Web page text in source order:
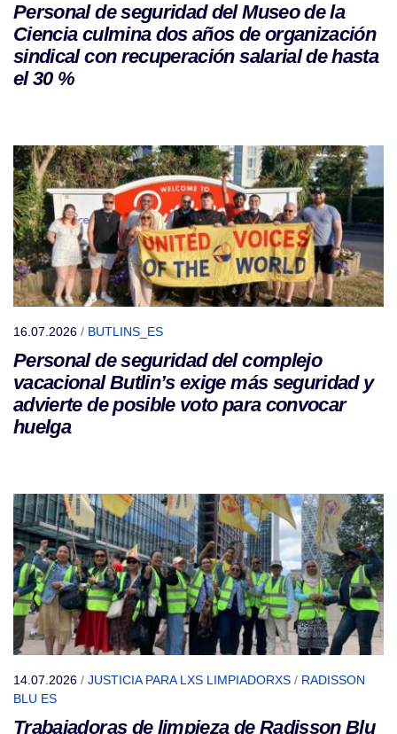
Personal de seguridad del Museo de la
Ciencia culmina dos años de organización
sindical con recuperación salarial de hasta
el 30 %
16.07.2026 / BUTLINS_ES
Personal de seguridad del complejo
vacacional Butlin’s exige más seguridad y
advierte de posible voto para convocar
huelga
14.07.2026 / JUSTICIA PARA LXS LIMPIADORXS / RADISSON
BLU ES
Trabajadoras de limpieza de Radisson Blu